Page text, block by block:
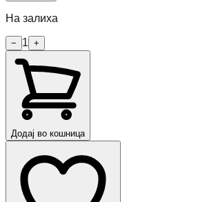
На залиха
− 1 +
Додај во кошница